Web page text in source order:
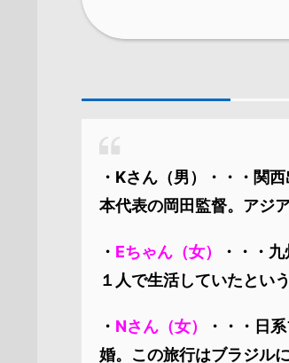
・Kさん（男）・・・関
本代表の岡田監督。アジ
・ Eちゃん（女）
・・・
１人で生活していたとい
・ Nさん（女）
・・・日
婚。この旅行はブラジル